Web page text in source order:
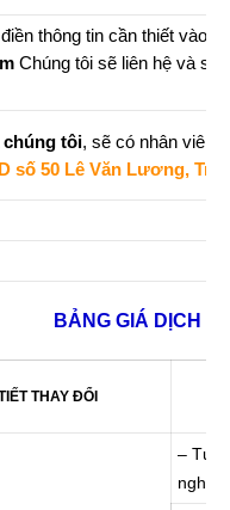
thông tin cần thiết vào
Chúng tôi sẽ liên hệ và
chúng tôi, sẽ có nhân viên
số 50 Lê Văn Lương,
BẢNG GIÁ DỊCH
THAY ĐỔI
– Tư
nghiệp